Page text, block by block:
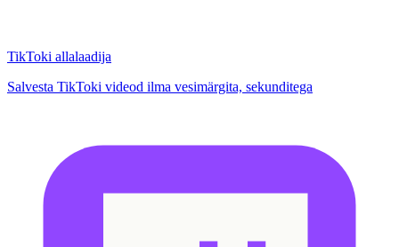
TikToki allalaadija
Salvesta TikToki videod ilma vesimärgita, sekunditega